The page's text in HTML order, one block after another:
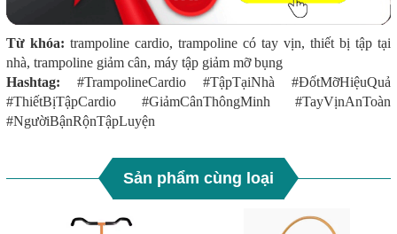
Từ khóa: trampoline cardio, trampoline có tay vịn, thiết bị tập tại
nhà, trampoline giảm cân, máy tập giảm mỡ bụng
Hashtag: #TrampolineCardio #TậpTạiNhà #ĐốtMỡHiệuQuả
#ThiếtBịTậpCardio #GiảmCânThôngMinh #TayVịnAnToàn
#NgườiBậnRộnTậpLuyện
Sản phẩm cùng loại